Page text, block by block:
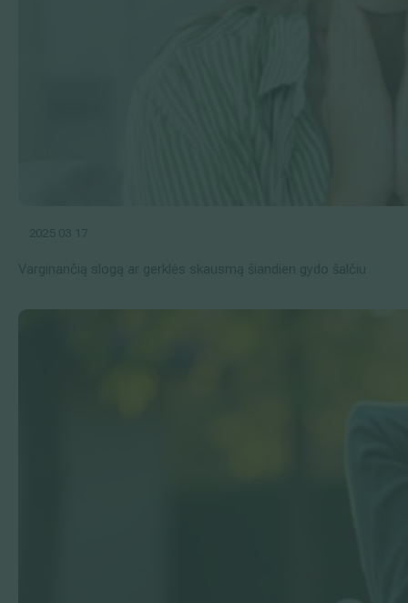
2025 03 17
Varginančią slogą ar gerklės skausmą šiandien gydo šalčiu